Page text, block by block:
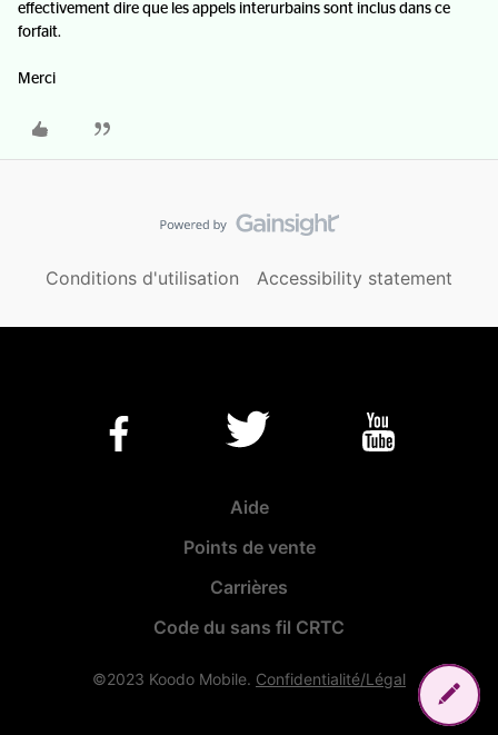
effectivement dire que les appels interurbains sont inclus dans ce
forfait.
Merci
Conditions d'utilisation Accessibility statement
Aide
Points de vente
Carrières
Code du sans fil CRTC
©2023 Koodo Mobile. Confidentialité/Légal